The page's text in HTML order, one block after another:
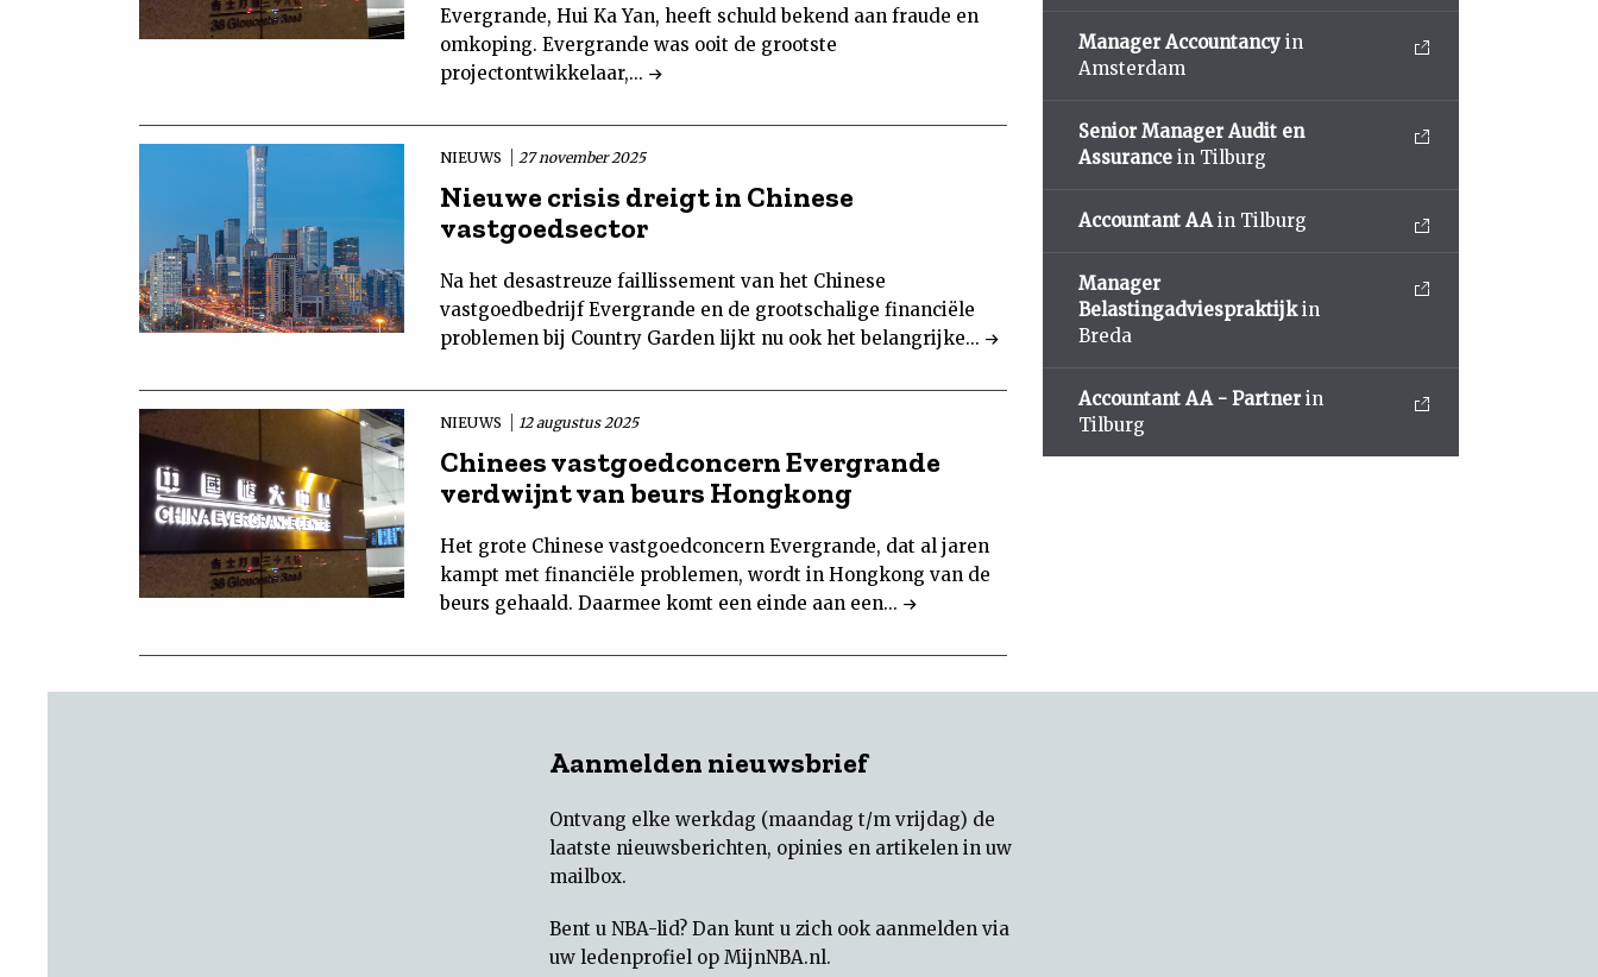
Evergrande, Hui Ka Yan, heeft schuld bekend aan fraude en
omkoping. Evergrande was ooit de grootste
projectontwikkelaar,...
NIEUWS 27 november 2025
Nieuwe crisis dreigt in Chinese
vastgoedsector
Na het desastreuze faillissement van het Chinese
vastgoedbedrijf Evergrande en de grootschalige financiële
problemen bij Country Garden lijkt nu ook het belangrijke...
NIEUWS 12 augustus 2025
Chinees vastgoedconcern Evergrande
verdwijnt van beurs Hongkong
Het grote Chinese vastgoedconcern Evergrande, dat al jaren
kampt met financiële problemen, wordt in Hongkong van de
beurs gehaald. Daarmee komt een einde aan een...
Manager Accountancy in
Amsterdam
Senior Manager Audit en
Assurance in Tilburg
Accountant AAin Tilburg
Manager
Belastingadviespraktijkin
Breda
Accountant AA - Partner in
Tilburg
Aanmelden nieuwsbrief
Ontvang elke werkdag (maandag t/m vrijdag) de
laatste nieuwsberichten, opinies en artikelen in uw
mailbox.
Bent u NBA-lid? Dan kunt u zich ook aanmelden via
uw ledenprofiel op MijnNBA.nl.